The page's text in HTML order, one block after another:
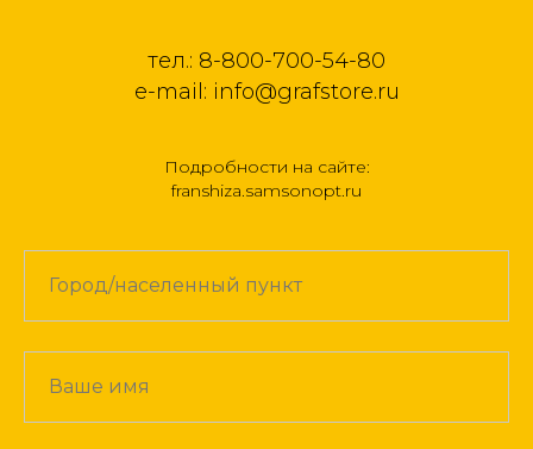
тел.: 8-800-700-54-80
e-mail: info@grafstore.ru
Подробности на сайте:
franshiza.samsonopt.ru